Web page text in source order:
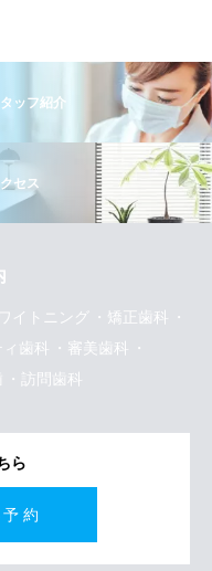
ッフ紹介
セス
イトニング
矯正歯科
歯科
審美歯科
訪問歯科
ら
約